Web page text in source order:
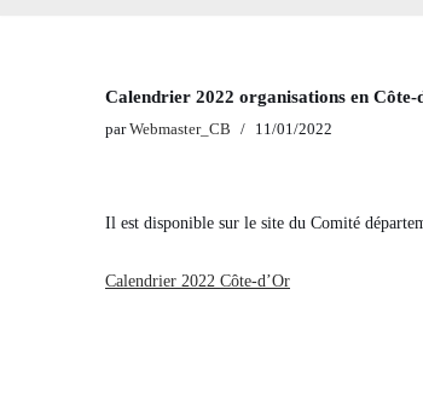
Calendrier 2022 organisations en Côte-
parWebmaster_CB 11/01/2022
Il est disponible sur le site du Comité
Calendrier 2022 Côte-d’Or